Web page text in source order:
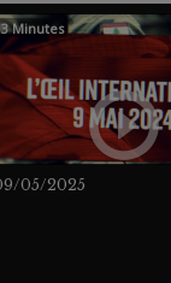
05/2025
3 Minutes